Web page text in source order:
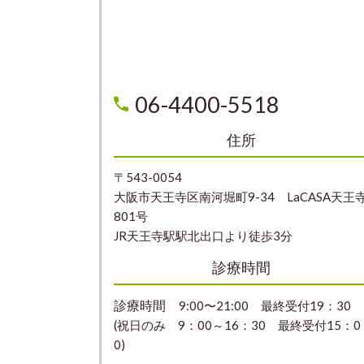
06-4400-5518
住所
〒543-0054
大阪市天王寺区南河堀町9-34 LaCASA天王
801号
JR天王寺駅駅北出口より徒歩3分
診療時間
診療時間 9:00〜21:00 最終受付19：30
(祝日のみ 9：00～16：30 最終受付15：0
0)